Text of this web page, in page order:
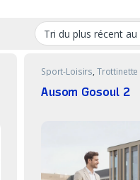
Sport-Loisirs, Trottinette
Ausom Gosoul 2